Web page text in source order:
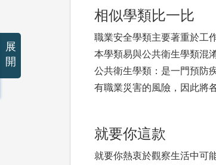
相似學類比一比
職業安全學類主要著重於工
本學類易與公共衛生學類混淆
公共衛生學類：是一門預防
有職業災害的風險，因此將
就要你這款
就要你熱衷於觀察生活中可
展
開